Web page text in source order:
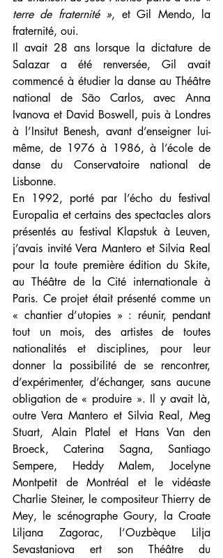
terre de fraternité », et Gil Mendo, la
fraternité, oui.
Il avait 28 ans lorsque la dictature de
Salazar a été renversée, Gil avait
commencé à étudier la danse au Théâtre
national de São Carlos, avec Anna
Ivanova et David Boswell, puis à Londres
à l’Insitut Benesh, avant d’enseigner lui-
même, de 1976 à 1986, à l’école de
danse du Conservatoire national de
Lisbonne.
En 1992, porté par l’écho du festival
Europalia et certains des spectacles alors
présentés au festival Klapstuk à Leuven,
j’avais invité Vera Mantero et Silvia Real
pour la toute première édition du Skite,
au Théâtre de la Cité internationale à
Paris. Ce projet était présenté comme un
« chantier d’utopies » : réunir, pendant
tout un mois, des artistes de toutes
nationalités et disciplines, pour leur
donner la possibilité de se rencontrer,
d’expérimenter, d’échanger, sans aucune
obligation de « produire ». Il y avait là,
outre Vera Mantero et Silvia Real, Meg
Stuart, Alain Platel et Hans Van den
Broeck, Caterina Sagna, Santiago
Sempere, Heddy Malem, Jocelyne
Montpetit de Montréal et le vidéaste
Charlie Steiner, le compositeur Thierry de
Mey, le scénographe Goury, la Croate
Liljana Zagorac, l’Ouzbèque Lilja
Sevastaniova ert son Théâtre du